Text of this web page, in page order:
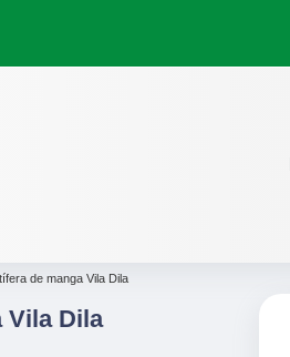
de manga Vila Dila
Vila Dila